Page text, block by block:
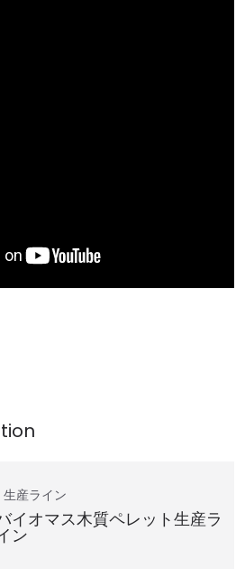
生産ライン
イオマス木質ペレット生産ラ
ン